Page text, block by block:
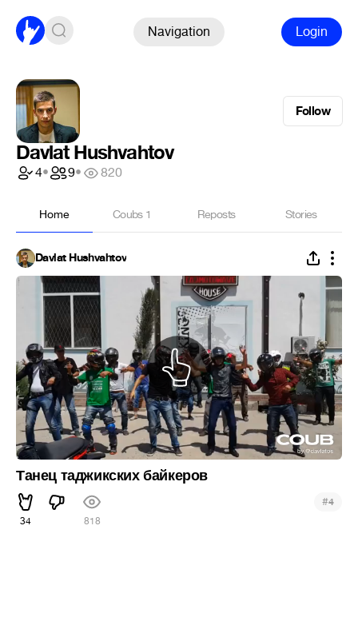
Navigation Login
Follow
Davlat Hushvahtov
4• 9• 820
Home Coubs 1 Reposts Stories
Davlat Hushvahtov
Танец таджикских байкеров
34 818
#4